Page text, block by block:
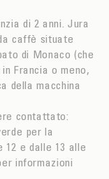
di 2 anni. Jura
caffè situate
di Monaco (che
Francia o meno,
della macchina
contattato:
per la
12 e dalle 13 alle
informazioni